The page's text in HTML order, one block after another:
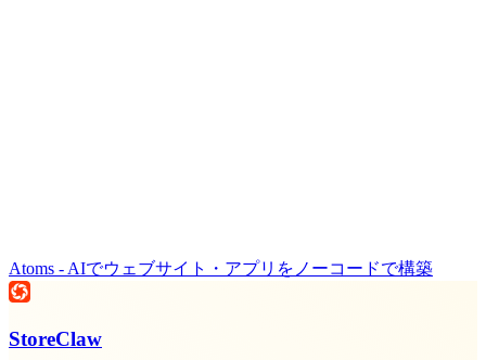
Atoms - AIでウェブサイト・アプリをノーコードで構築
StoreClaw